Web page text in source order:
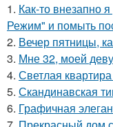
1. Как-то внезапно
Режим" и помыть
2. Вечер пятницы,
3. Мне 32, моей
4. Светлая
5. Скандинавская
6. Графичная